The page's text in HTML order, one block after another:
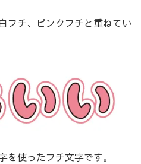
フチ、ピンクフチと重ねてい
を使ったフチ文字です。